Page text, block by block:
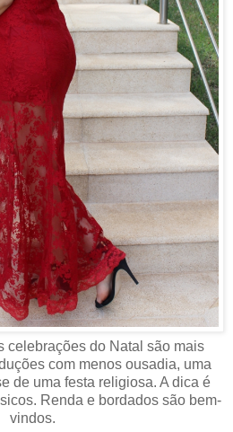
celebrações do Natal são mais
com menos ousadia, uma
de uma festa religiosa. A dica é
Renda e bordados são bem-
vindos.